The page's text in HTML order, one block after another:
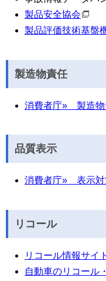
製品安全協会
製品評価技術基盤
製造物責任
消費者庁» 製造物
品質表示
消費者庁» 表示対
リコール
リコール情報サイ
自動車のリコール